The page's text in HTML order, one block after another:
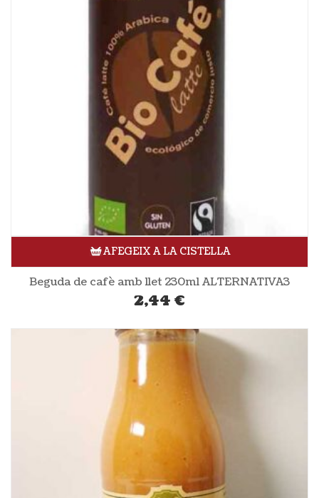
AFEGEIX A LA CISTELLA
Beguda de cafè amb llet 230ml ALTERNATIVA3
2,44 €